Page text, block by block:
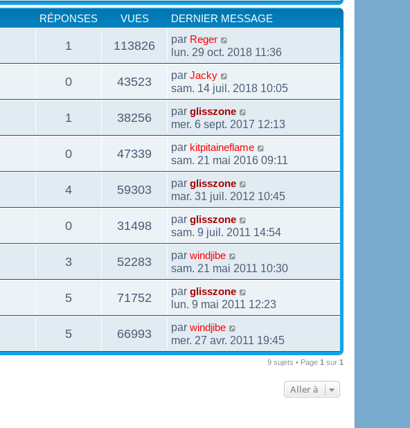
RÉPONSES VUES DERNIER MESSAGE
1 113826 par Reger
lun. 29 oct. 2018 11:36
0 43523 par Jacky
sam. 14 juil. 2018 10:05
1 38256 par glisszone
mer. 6 sept. 2017 12:13
0 47339 par kitpitaineflame
sam. 21 mai 2016 09:11
4 59303 par glisszone
mar. 31 juil. 2012 10:45
0 31498 par glisszone
sam. 9 juil. 2011 14:54
3 52283 par windjibe
sam. 21 mai 2011 10:30
5 71752 par glisszone
lun. 9 mai 2011 12:23
5 66993 par windjibe
mer. 27 avr. 2011 19:45
9 sujets • Page 1 sur 1
Aller à